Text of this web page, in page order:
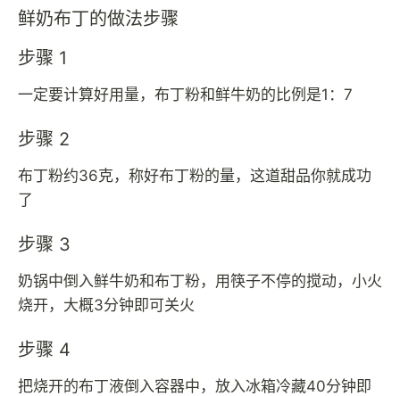
鲜奶布丁的做法步骤
步骤 1
一定要计算好用量，布丁粉和鲜牛奶的比例是1：7
步骤 2
布丁粉约36克，称好布丁粉的量，这道甜品你就成功
了
步骤 3
奶锅中倒入鲜牛奶和布丁粉，用筷子不停的搅动，小火
烧开，大概3分钟即可关火
步骤 4
把烧开的布丁液倒入容器中，放入冰箱冷藏40分钟即